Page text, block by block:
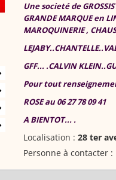
Une societé de
GRANDE MARQUE en
MAROQUINERIE ,
GFF... .CALVIN
Pour tout
ROSE au 06 27 78 09 41
A BIENTOT... .
Localisation : 28 ter
Personne à contacter :